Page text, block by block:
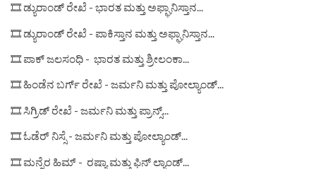
🎞 ಡ್ಯುರಾಂಡ್ ರೇಖೆ - ಭಾರತ ಮತ್ತು ಅಫ್ಘಾನಿಸ್ತಾನ...
🎞 ಡ್ಯುರಾಂಡ್ ರೇಖೆ - ಪಾಕಿಸ್ತಾನ ಮತ್ತು ಅಫ್ಘಾನಿಸ್ತಾನ...
🎞 ಪಾಕ್ ಜಲಸಂಧಿ - ಭಾರತ ಮತ್ತು ಶ್ರೀಲಂಕಾ...
🎞 ಹಿಂಡೆನ ಬರ್ಗ್ ರೇಖೆ - ಜರ್ಮನಿ ಮತ್ತು ಪೋಲ್ಯಾಂಡ್...
🎞 ಸಿಗ್ರಿಡ್ ರೇಖೆ - ಜರ್ಮನಿ ಮತ್ತು ಪ್ರಾನ್ಸ್...
🎞 ಓಡೆರ್ ನಿಸ್ಸೆ - ಜರ್ಮನಿ ಮತ್ತು ಪೋಲ್ಯಾಂಡ್...
🎞 ಮನ್ನೆರ ಹಿಮ್ - ರಷ್ಯಾ ಮತ್ತು ಫಿನ್ ಲ್ಯಾಂಡ್...